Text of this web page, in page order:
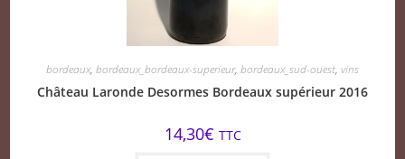
bordeaux, bordeaux_bordeaux-superieur, bordeaux_sud-ouest, vins
Château Laronde Desormes Bordeaux supérieur 2016
14,30€ TTC